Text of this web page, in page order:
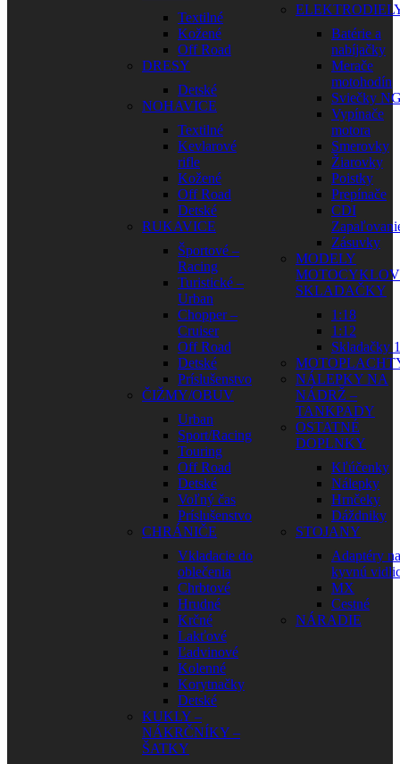
Textilné
Kožené
Off Road
DRESY
Detské
NOHAVICE
Textilné
Kevlarové
rifle
Kožené
Off Road
Detské
RUKAVICE
Športové –
Racing
Turistické –
Urban
Chopper –
Cruiser
Off Road
Detské
Príslušenstvo
ČIŽMY/OBUV
Urban
Sport/Racing
Touring
Off Road
Detské
Voľný čas
Príslušenstvo
CHRÁNIČE
Vkladacie do
oblečenia
Chrbtové
Hrudné
Krčné
Lakťové
Ľadvinové
Kolenné
Korytnačky
Detské
KUKLY –
NÁKRČNÍKY –
ŠATKY
Batérie a
nabíjačky
Merače
motohodín
Sviečky
Vypínače
motora
Smerovky
Žiarovky
Poistky
Prepínače
CDI
Zásuvky
MODELY
SKLADAČKY
1:18
1:12
Skladačky
NÁLEPKY NA
NÁDRŽ –
TANKPADY
OSTATNÉ
DOPLNKY
Kľúčenky
Nálepky
Hrnčeky
Dáždniky
STOJANY
Adaptéry na
kyvnú
MX
Cestné
NÁRADIE